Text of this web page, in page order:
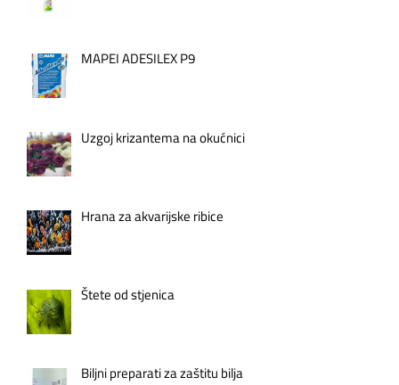
MAPEI ADESILEX P9
Uzgoj krizantema na okućnici
Hrana za akvarijske ribice
Štete od stjenica
Biljni preparati za zaštitu bilja